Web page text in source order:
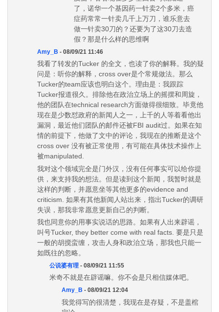
了，诺华一个基因药一针卖2个多米，癌
症药常常一针卖几千上万刀，谁乐意去
做一针卖30刀的？还要为了这30刀去造
假？那是什么样的思维啊
Amy_B - 08/09/21 11:46
我看了转发的Tucker 的全文，也读了你的解释。我的疑
问是：听你的解释，cross over是个常规做法。那么
Tucker的team应该也明白这个。理由是：我跟踪
Tucker报道很久。排除他在政治立场上的摇摆和周旋，
他的团队在technical research方面做得很细致。毕竟他
现在是少数怼政府的新闻人之一，上千的人等着看他出
漏洞，最近他们团队的邮件还被FBI audit过。如果在知
情的前提下，他做了文中的评论，我现在的推断是这个
cross over 没有被正常使用，有可能在具体技术操作上
被manipulated.
我对这个领域完全是门外汉，没有任何事实可以给你提
供，来支持我的想法。但是读到这个新闻，我暂时就是
这样的判断，并愿意坐等其他更多的evidence and
criticism. 如果有其他新闻人站出来，指出Tucker的调研
失误，那我非常愿意更新自己的判断。
我也同意你的用事实说话的思路。如果有人出来辟谣，
叫号Tucker, they better come with real facts. 要是只是
一般的胡搅蛮缠，攻击人身和政治立场，那我也只能一
如既往的忽略。
公说婆有理 - 08/09/21 11:55
米奇不就是在辟谣嘛。你不会是只相信媒体吧。
Amy_B - 08/09/21 12:04
我觉得写的很清楚，我现在是存疑，不是盖棺